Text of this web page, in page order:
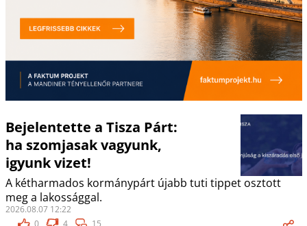
Bejelentette a Tisza Párt:
ha szomjasak vagyunk,
igyunk vizet!
A kétharmados kormánypárt újabb tuti tippet osztott
meg a lakossággal.
2026.08.07 12:22